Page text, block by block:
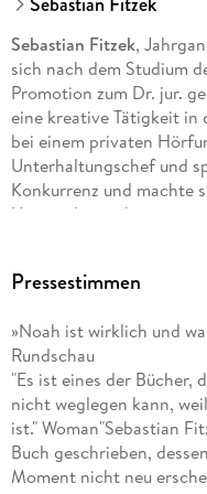
Sebastian Fitzek,
sich nach dem Studium
Promotion zum Dr. jur.
eine kreative Tätigkeit in
bei einem privaten
Unterhaltungschef und
Konkurrenz und machte
Unternehmensberater
Fitzek zu BILD."Die
Jeden Tag bekomme ich
Pressestimmen
»Noah ist wirklich und
Rundschau
"Es ist eines der Bücher,
nicht weglegen kann,
ist." Woman"Sebastian
Buch geschrieben,
Moment nicht neu